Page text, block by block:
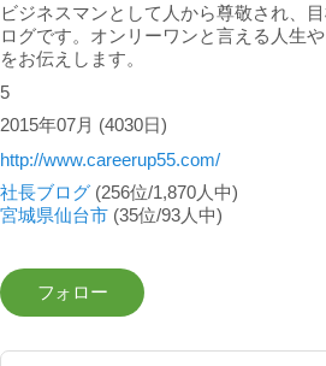
ビジネスマンとして人から尊敬され、
ログです。オンリーワンと言える人生
をお伝えします。
5
2015年07月 (4030日)
http://www.careerup55.com/
社長ブログ (256位/1,870人中)
宮城県仙台市 (35位/93人中)